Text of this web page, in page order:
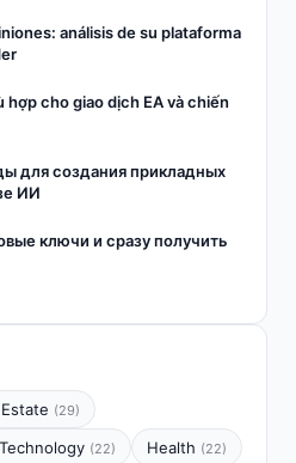
análisis de su plataforma
hợp cho giao dịch EA và chiến
для создания прикладных
ИИ
ключи и сразу получить
(29)
Technology (22) Health (22)